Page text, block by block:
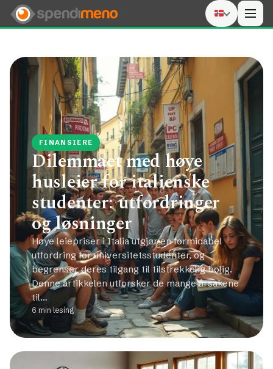
FINANSIERE
Dilemmaet med høye
husleier for italienske
studenter: utfordringer
og løsninger
Høye leiepriser i Italia utgjør en formidabel
utfordring for universitetsstudenter, og
begrenser deres tilgang til tilstrekkelig bolig.
Denne artikkelen utforsker de mange årsakene
til…
6 min lesing